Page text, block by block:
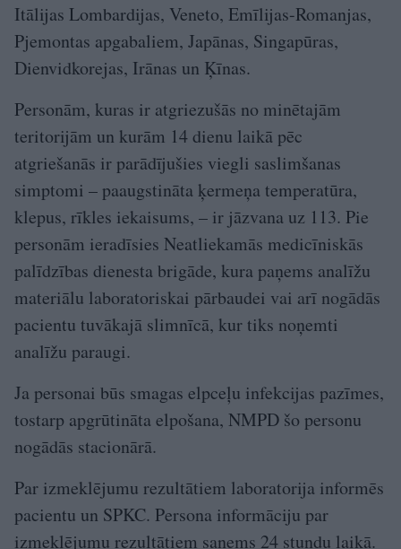
Itālijas Lombardijas, Veneto, Emīlijas-Romanjas,
Pjemontas apgabaliem, Japānas, Singapūras,
Dienvidkorejas, Irānas un Ķīnas.
Personām, kuras ir atgriezušās no minētajām
teritorijām un kurām 14 dienu laikā pēc
atgriešanās ir parādījušies viegli saslimšanas
simptomi – paaugstināta ķermeņa temperatūra,
klepus, rīkles iekaisums, – ir jāzvana uz 113. Pie
personām ieradīsies Neatliekamās medicīniskās
palīdzības dienesta brigāde, kura paņems analīžu
materiālu laboratoriskai pārbaudei vai arī nogādās
pacientu tuvākajā slimnīcā, kur tiks noņemti
analīžu paraugi.
Ja personai būs smagas elpceļu infekcijas pazīmes,
tostarp apgrūtināta elpošana, NMPD šo personu
nogādās stacionārā.
Par izmeklējumu rezultātiem laboratorija informēs
pacientu un SPKC. Persona informāciju par
izmeklējumu rezultātiem saņems 24 stundu laikā.